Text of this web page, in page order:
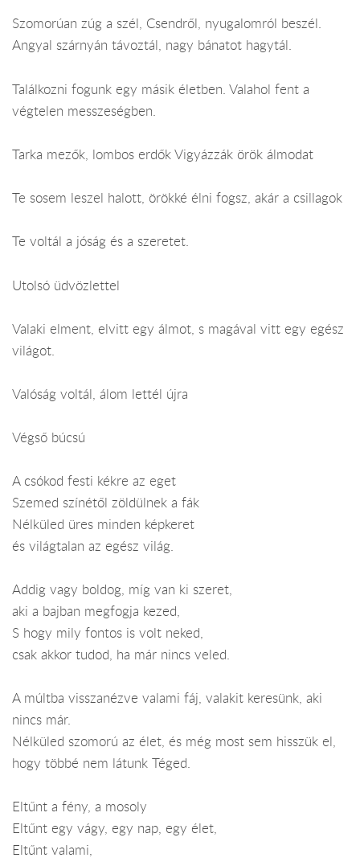
Szomorúan zúg a szél, Csendről, nyugalomról beszél.
Angyal szárnyán távoztál, nagy bánatot hagytál.
Találkozni fogunk egy másik életben. Valahol fent a
végtelen messzeségben.
Tarka mezők, lombos erdők Vigyázzák örök álmodat
Te sosem leszel halott, örökké élni fogsz, akár a csillagok
Te voltál a jóság és a szeretet.
Utolsó üdvözlettel
Valaki elment, elvitt egy álmot, s magával vitt egy egész
világot.
Valóság voltál, álom lettél újra
Végső búcsú
A csókod festi kékre az eget
Szemed színétől zöldülnek a fák
Nélküled üres minden képkeret
és világtalan az egész világ.
Addig vagy boldog, míg van ki szeret,
aki a bajban megfogja kezed,
S hogy mily fontos is volt neked,
csak akkor tudod, ha már nincs veled.
A múltba visszanézve valami fáj, valakit keresünk, aki
nincs már.
Nélküled szomorú az élet, és még most sem hisszük el,
hogy többé nem látunk Téged.
Eltűnt a fény, a mosoly
Eltűnt egy vágy, egy nap, egy élet,
Eltűnt valami,